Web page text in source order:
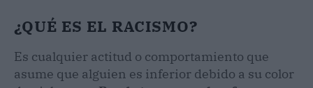
¿QUÉ ES EL RACISMO?
Es cualquier actitud o comportamiento que
asume que alguien es inferior debido a su color